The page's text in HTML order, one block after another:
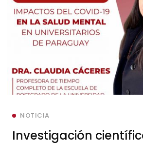
NOTICIA
Investigación